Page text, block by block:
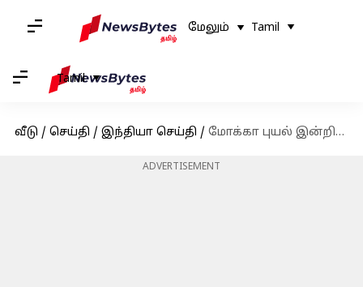
மேலும் Tamil
Tamil
வீடு / செய்தி / இந்தியா செய்தி / மோக்கா புயல் இன்றிரவு தீவிரமான புயலாக மாறும்: தமிழக மாவட்டங்களுக்கு கனமழை எச்சரிக்கை
ADVERTISEMENT